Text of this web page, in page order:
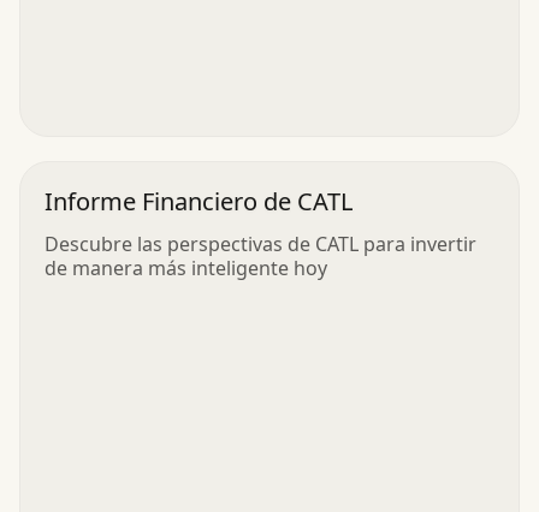
Informe Financiero de CATL
Descubre las perspectivas de CATL para invertir
de manera más inteligente hoy